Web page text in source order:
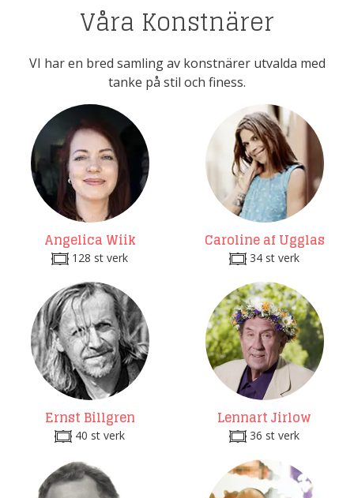
Våra Konstnärer
VI har en bred samling av konstnärer utvalda med
tanke på stil och finess.
Angelica Wiik
128 st verk
Caroline af Ugglas
34 st verk
Ernst Billgren
40 st verk
Lennart Jirlow
36 st verk